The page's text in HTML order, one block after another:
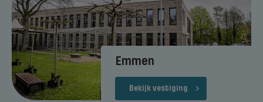
Emmen
Bekijk vestiging